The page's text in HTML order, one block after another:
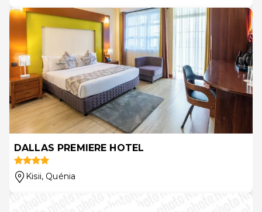
DALLAS PREMIERE HOTEL
Kisii, Quénia